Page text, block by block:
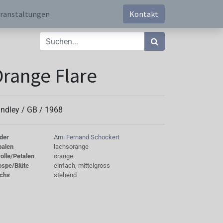
Kontakt
Flare
/ GB / 1968
Ami Fernand Schockert
lachsorange
Petalen
orange
Blüte
einfach, mittelgross
stehend